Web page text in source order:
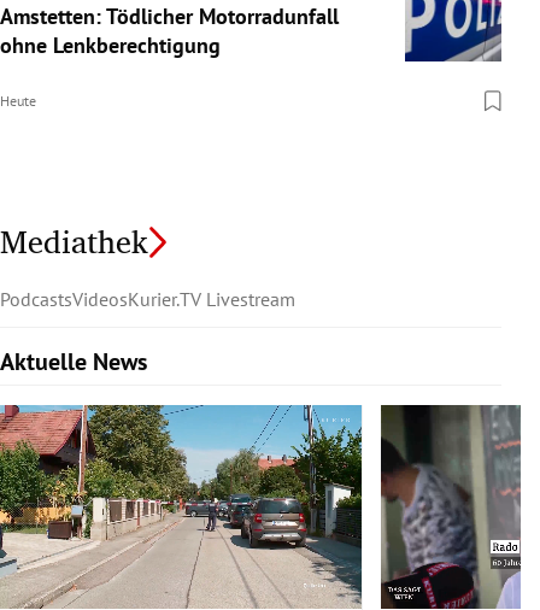
Amstetten: Tödlicher Motorradunfall
ohne Lenkberechtigung
Heute
Mediathek
PodcastsVideosKurier.TV Livestream
Aktuelle News
Slide 1 von 6